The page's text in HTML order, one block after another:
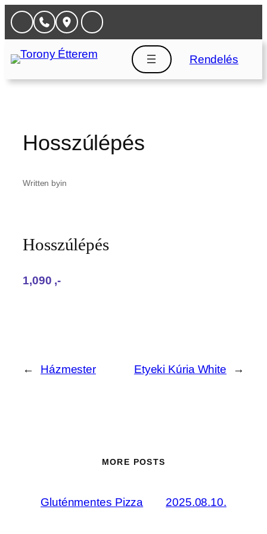
Ugrás
tartalomhoz
Rendelés
Hosszúlépés
Written byin
Hosszúlépés
1,090‎ ,-
← Házmester Etyeki Kúria White →
MORE POSTS
Gluténmentes Pizza 2025.08.10.